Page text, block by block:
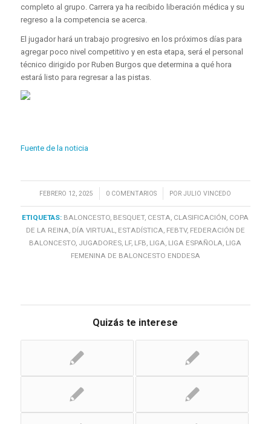
completo al grupo. Carrera ya ha recibido liberación médica y su
regreso a la competencia se acerca.
El jugador hará un trabajo progresivo en los próximos días para
agregar poco nivel competitivo y en esta etapa, será el personal
técnico dirigido por Ruben Burgos que determina a qué hora
estará listo para regresar a las pistas.
Fuente de la noticia
FEBRERO 12, 2025
/ 0 COMENTARIOS
/ PORJULIO VINCEDO
ETIQUETAS: BALONCESTO, BESQUET, CESTA, CLASIFICACIÓN, COPA
DE LA REINA, DÍA VIRTUAL, ESTADÍSTICA, FEBTV, FEDERACIÓN DE
BALONCESTO, JUGADORES, LF, LFB, LIGA, LIGA ESPAÑOLA, LIGA
FEMENINA DE BALONCESTO ENDDESA
Quizás te interese